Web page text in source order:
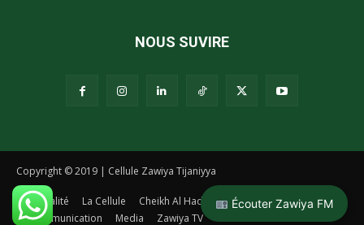
Écouter Zawiya FM
NOUS SUVIRE
Copyright © 2019 | Cellule Zawiya Tijaniyya
Actualité La Cellule Cheikh Al Hadj Malick Sy
La Tidianiya
Communication
Media Zawiya TV